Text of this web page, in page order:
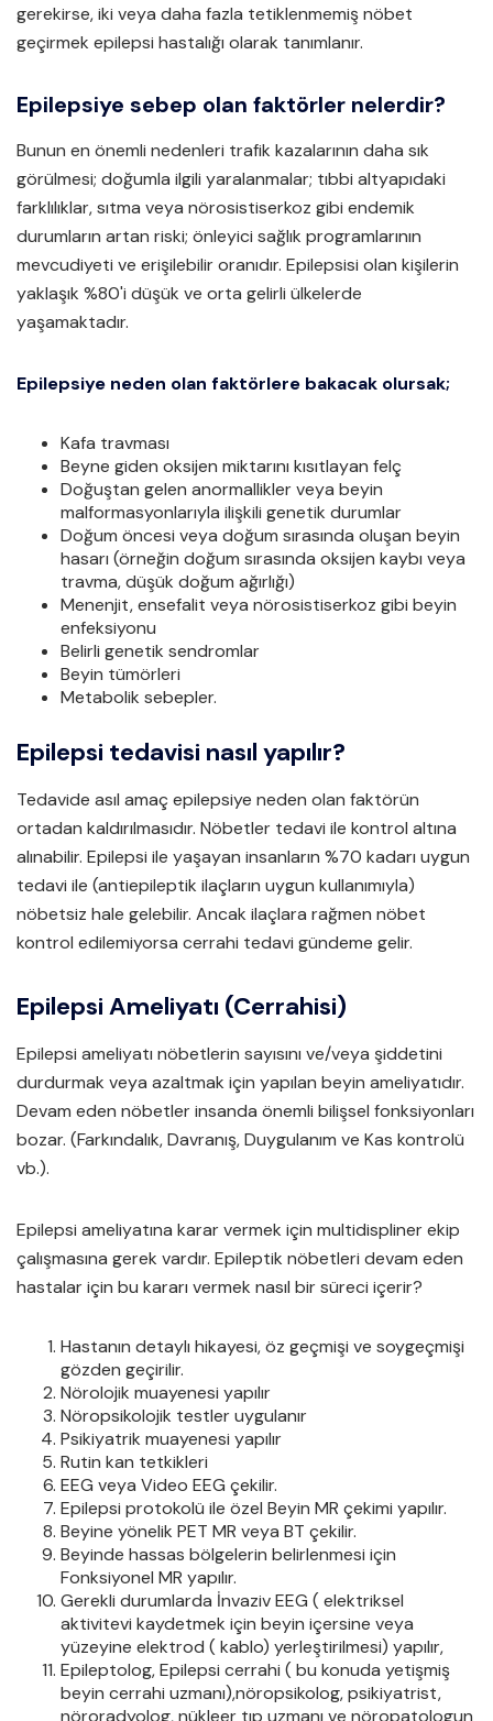
gerekirse, iki veya daha fazla tetiklenmemiş nöbet
geçirmek epilepsi hastalığı olarak tanımlanır.
Epilepsiye sebep olan faktörler nelerdir?
Bunun en önemli nedenleri trafik kazalarının daha sık
görülmesi; doğumla ilgili yaralanmalar; tıbbi altyapıdaki
farklılıklar, sıtma veya nörosistiserkoz gibi endemik
durumların artan riski; önleyici sağlık programlarının
mevcudiyeti ve erişilebilir oranıdır. Epilepsisi olan kişilerin
yaklaşık %80'i düşük ve orta gelirli ülkelerde
yaşamaktadır.
Epilepsiye neden olan faktörlere bakacak olursak;
Kafa travması
Beyne giden oksijen miktarını kısıtlayan felç
Doğuştan gelen anormallikler veya beyin
malformasyonlarıyla ilişkili genetik durumlar
Doğum öncesi veya doğum sırasında oluşan beyin
hasarı (örneğin doğum sırasında oksijen kaybı veya
travma, düşük doğum ağırlığı)
Menenjit, ensefalit veya nörosistiserkoz gibi beyin
enfeksiyonu
Belirli genetik sendromlar
Beyin tümörleri
Metabolik sebepler.
Epilepsi tedavisi nasıl yapılır?
Tedavide asıl amaç epilepsiye neden olan faktörün
ortadan kaldırılmasıdır. Nöbetler tedavi ile kontrol altına
alınabilir. Epilepsi ile yaşayan insanların %70 kadarı uygun
tedavi ile (antiepileptik ilaçların uygun kullanımıyla)
nöbetsiz hale gelebilir. Ancak ilaçlara rağmen nöbet
kontrol edilemiyorsa cerrahi tedavi gündeme gelir.
Epilepsi Ameliyatı (Cerrahisi)
Epilepsi ameliyatı nöbetlerin sayısını ve/veya şiddetini
durdurmak veya azaltmak için yapılan beyin ameliyatıdır.
Devam eden nöbetler insanda önemli bilişsel fonksiyonları
bozar. (Farkındalık, Davranış, Duygulanım ve Kas kontrolü
vb.).
Epilepsi ameliyatına karar vermek için multidispliner ekip
çalışmasına gerek vardır. Epileptik nöbetleri devam eden
hastalar için bu kararı vermek nasıl bir süreci içerir?
Hastanın detaylı hikayesi, öz geçmişi ve soygeçmişi
gözden geçirilir.
Nörolojik muayenesi yapılır
Nöropsikolojik testler uygulanır
Psikiyatrik muayenesi yapılır
Rutin kan tetkikleri
EEG veya Video EEG çekilir.
Epilepsi protokolü ile özel Beyin MR çekimi yapılır.
Beyine yönelik PET MR veya BT çekilir.
Beyinde hassas bölgelerin belirlenmesi için
Fonksiyonel MR yapılır.
Gerekli durumlarda İnvaziv EEG ( elektriksel
aktivitevi kaydetmek için beyin içersine veya
yüzeyine elektrod ( kablo) yerleştirilmesi) yapılır,
Epileptolog, Epilepsi cerrahi ( bu konuda yetişmiş
beyin cerrahi uzmanı),nöropsikolog, psikiyatrist,
nöroradyolog, nükleer tıp uzmanı ve nöropatologun